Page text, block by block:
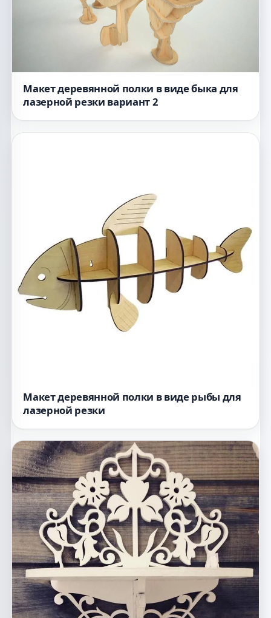
Макет деревянной полки в виде быка для
лазерной резки вариант 2
Макет деревянной полки в виде рыбы для
лазерной резки